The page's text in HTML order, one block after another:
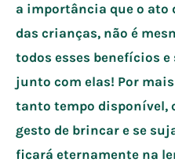
a importância que o ato
das crianças, não é
todos esses benefícios
junto com elas! Por
tanto tempo disponível,
gesto de brincar e se
ficará eternamente na